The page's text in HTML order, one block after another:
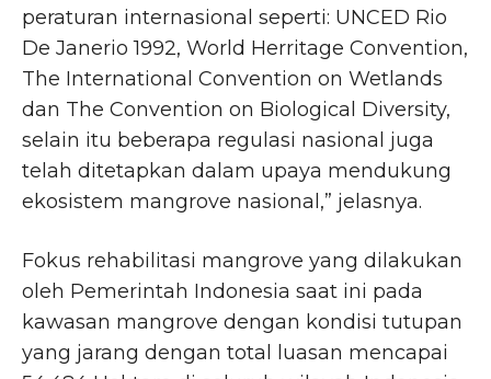
peraturan internasional seperti: UNCED Rio
De Janerio 1992, World Herritage Convention,
The International Convention on Wetlands
dan The Convention on Biological Diversity,
selain itu beberapa regulasi nasional juga
telah ditetapkan dalam upaya mendukung
ekosistem mangrove nasional,” jelasnya.
Fokus rehabilitasi mangrove yang dilakukan
oleh Pemerintah Indonesia saat ini pada
kawasan mangrove dengan kondisi tutupan
yang jarang dengan total luasan mencapai